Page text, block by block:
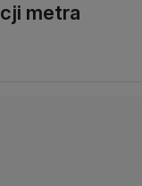
metra